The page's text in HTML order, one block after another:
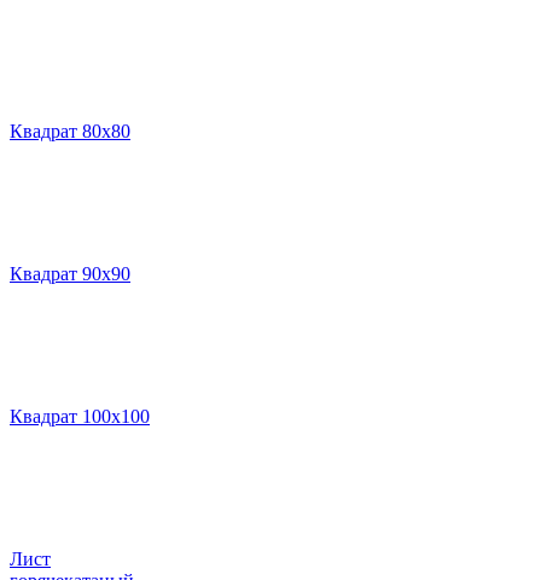
Квадрат 80х80
Квадрат 90х90
Квадрат 100х100
Лист